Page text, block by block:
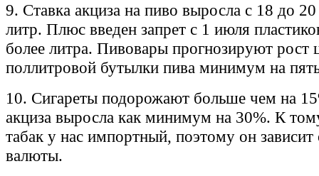
9. Ставка акциза на пиво выросла с 18 до 20
литр. Плюс введен запрет с 1 июля
более литра. Пивовары прогнозируют рост
поллитровой бутылки пива минимум на
10. Сигареты подорожают больше чем на
акциза выросла как минимум на 30%. К
табак у нас импортный, поэтому он зависит
валюты.